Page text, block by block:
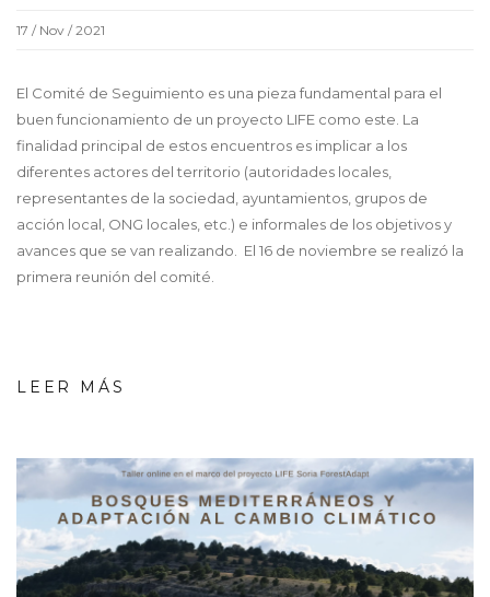
17 / Nov / 2021
El Comité de Seguimiento es una pieza fundamental para el
buen funcionamiento de un proyecto LIFE como este. La
finalidad principal de estos encuentros es implicar a los
diferentes actores del territorio (autoridades locales,
representantes de la sociedad, ayuntamientos, grupos de
acción local, ONG locales, etc.) e informales de los objetivos y
avances que se van realizando. El 16 de noviembre se realizó la
primera reunión del comité.
LEER MÁS